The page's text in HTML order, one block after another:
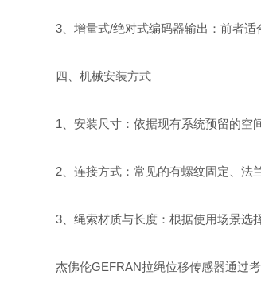
3、增量式/绝对式编码器输出：前者适
四、机械安装方式
1、安装尺寸：依据现有系统预留的空间
2、连接方式：常见的有螺纹固定、法兰
3、绳索材质与长度：根据使用场景选择
杰佛伦GEFRAN拉绳位移传感器通过考